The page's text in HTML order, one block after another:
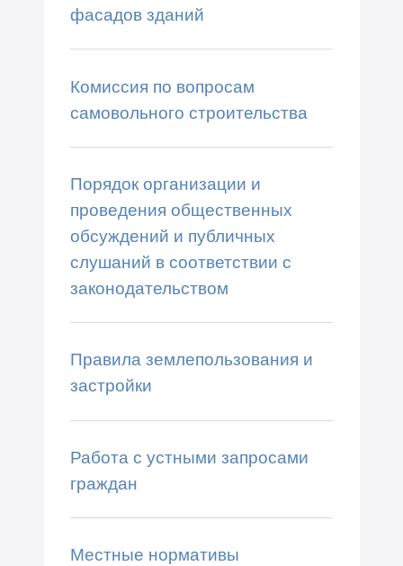
фасадов зданий
Комиссия по вопросам
самовольного строительства
Порядок организации и
проведения общественных
обсуждений и публичных
слушаний в соответствии с
законодательством
Правила землепользования и
застройки
Работа с устными запросами
граждан
Местные нормативы